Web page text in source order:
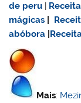
de peru
mágicas
abóbora
Mais: